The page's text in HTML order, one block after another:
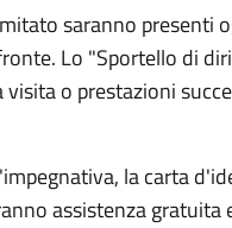
saranno presenti
Lo "Sportello di
o prestazioni
la carta
assistenza gratuita